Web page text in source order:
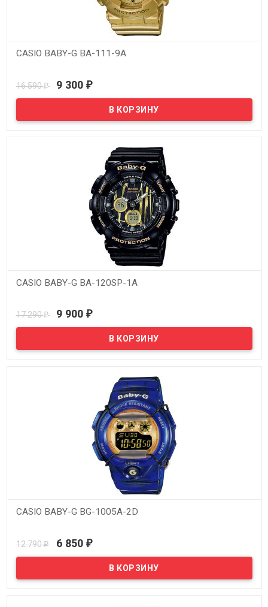
CASIO BABY-G BA-111-9A
16 590₽ 9 300 ₽
CASIO BABY-G BA-120SP-1A
17 290₽ 9 900 ₽
CASIO BABY-G BG-1005A-2D
12 790₽ 6 850 ₽